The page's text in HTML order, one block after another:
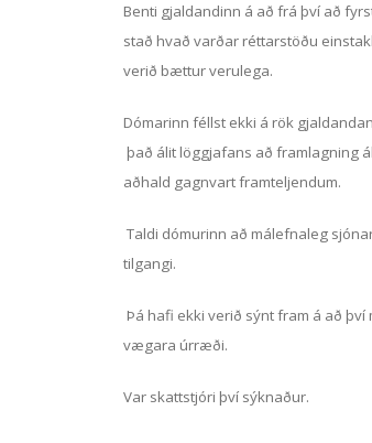
Benti gjaldandinn á að frá því að
stað hvað varðar réttarstöðu
verið bættur verulega.
Dómarinn féllst ekki á rök
það álit löggjafans að framlagning
aðhald gagnvart framteljendum.
Taldi dómurinn að málefnaleg
tilgangi.
Þá hafi ekki verið sýnt fram á að
vægara úrræði.
Var skattstjóri því sýknaður.